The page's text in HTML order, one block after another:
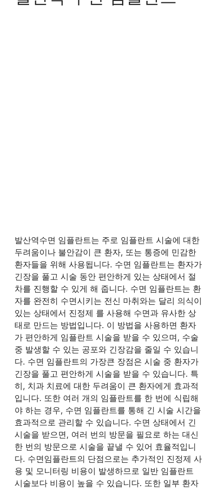
발산역수면 임플란트는 주로 임플란트 시술에 대한
두려움이나 불안감이 큰 환자, 또는 통증에 민감한
환자들을 위해 사용됩니다. 수면 임플란트는 환자가
긴장을 풀고 시술 동안 편안하게 있는 상태에서 절
차를 진행할 수 있게 해 줍니다. 수면 임플란트는 환
자를 완전히 수면시키는 전신 마취와는 달리 의식이
있는 상태에서 진정제 를 사용해 수면과 유사한 상
태로 만드는 방법입니다. 이 방법을 사용하면 환자
가 편안하게 임플란트 시술을 받을 수 있으며, 수술
중 발생할 수 있는 공포와 긴장감을 줄일 수 있습니
다. 수면 임플란트의 가장큰 장점은 시술 중 환자가
긴장을 풀고 편안하게 시술을 받을 수 있습니다. 특
히, 치과 치료에 대한 두려움이 큰 환자에게 효과적
입니다. 또한 여러 개의 임플란트를 한 번에 식립해
야 하는 경우, 수면 임플란트를 통해 긴 시술 시간을
효과적으로 관리할 수 있습니다. 수면 상태에서 긴
시술을 받으면, 여러 번의 방문을 필요로 하는 대신
한 번의 방문으로 시술을 끝낼 수 있어 효율적입니
다. 수면임플란트의 단점으로는 추가적인 진정제 사
용 및 모니터링 비용이 발생하므로 일반 임플란트
시술보다 비용이 높을 수 있습니다. 또한 일부 환자